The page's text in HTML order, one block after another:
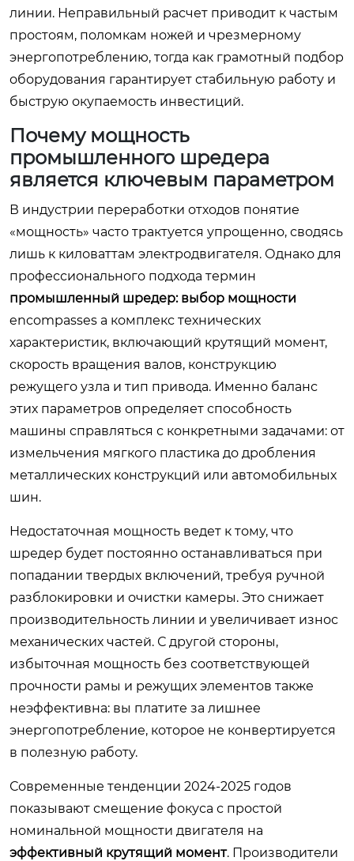
линии. Неправильный расчет приводит к частым
простоям, поломкам ножей и чрезмерному
энергопотреблению, тогда как грамотный подбор
оборудования гарантирует стабильную работу и
быструю окупаемость инвестиций.
Почему мощность
промышленного шредера
является ключевым параметром
В индустрии переработки отходов понятие
«мощность» часто трактуется упрощенно, сводясь
лишь к киловаттам электродвигателя. Однако для
профессионального подхода термин
промышленный шредер: выбор мощности
encompasses a комплекс технических
характеристик, включающий крутящий момент,
скорость вращения валов, конструкцию
режущего узла и тип привода. Именно баланс
этих параметров определяет способность
машины справляться с конкретными задачами: от
измельчения мягкого пластика до дробления
металлических конструкций или автомобильных
шин.
Недостаточная мощность ведет к тому, что
шредер будет постоянно останавливаться при
попадании твердых включений, требуя ручной
разблокировки и очистки камеры. Это снижает
производительность линии и увеличивает износ
механических частей. С другой стороны,
избыточная мощность без соответствующей
прочности рамы и режущих элементов также
неэффективна: вы платите за лишнее
энергопотребление, которое не конвертируется
в полезную работу.
Современные тенденции 2024-2025 годов
показывают смещение фокуса с простой
номинальной мощности двигателя на
эффективный крутящий момент. Производители